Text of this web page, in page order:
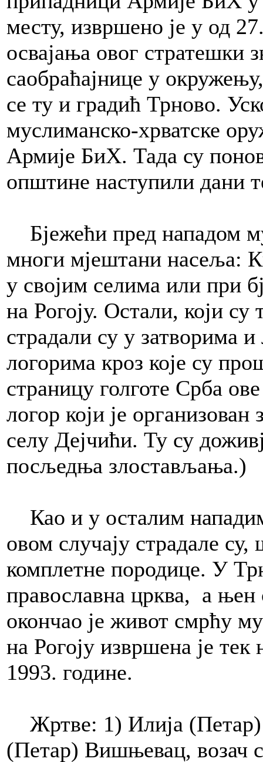
месту, извршено је у од
освајања овог стратешки
саобраћајнице у
се ту и градић Трново.
муслиманско-хрватске
Армије БиХ. Тада су
општине наступили дани
Бјежећи пред нападом
многи мјештани насеља:
у својим селима или при
на Рогоју. Остали, који
страдали су у затворима
логорима кроз које су
страницу голготе Срба
логор који је
селу Дејчићи. Ту су
посљедња злостављања.)
Као и у осталим
овом случају страдале
комплетне породице. У
православна црква, а
окончао је живот смрћу
на Рогоју извршена је тек
1993. године.
Жртве: 1) Илија
(Петар) Вишњевац, возач